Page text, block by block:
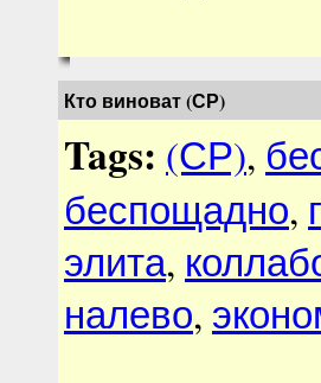
Кто виноват (СР)
Tags: (СР),
беспощадно,
элита,
налево,